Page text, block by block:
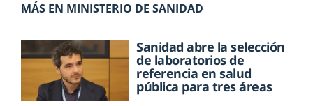
MÁS EN MINISTERIO DE SANIDAD
Sanidad abre la selección
de laboratorios de
referencia en salud
pública para tres áreas